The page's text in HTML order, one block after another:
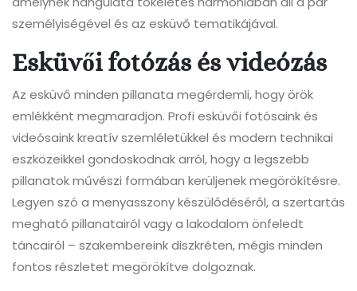
személyiségével és az esküvő tematikájával.
Esküvői fotózás és videózás
Az esküvő minden pillanata megérdemli, hogy örök
emlékként megmaradjon. Profi esküvői fotósaink és
videósaink kreatív szemléletükkel és modern technikai
eszközeikkel gondoskodnak arról, hogy a legszebb
pillanatok művészi formában kerüljenek megörökítésre.
Legyen szó a menyasszony készülődéséről, a szertartás
megható pillanatairól vagy a lakodalom önfeledt
táncairól – szakembereink diszkréten, mégis minden
fontos részletet megörökítve dolgoznak.